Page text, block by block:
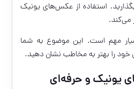
استفاده از عکس‌های یونیک
می‌کند.
مهم است. این موضوع به شما
را بهتر به مخاطب نشان دهید.
یونیک و حرفه‌ای